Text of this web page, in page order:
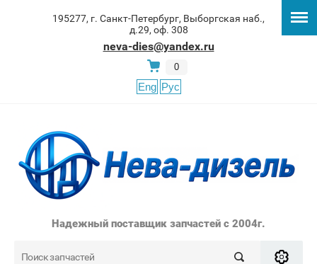
195277, г. Санкт-Петербург, Выборгская наб.,
д.29, оф. 308
neva-dies@yandex.ru
0
Eng Рус
Надежный поставщик запчастей с 2004г.